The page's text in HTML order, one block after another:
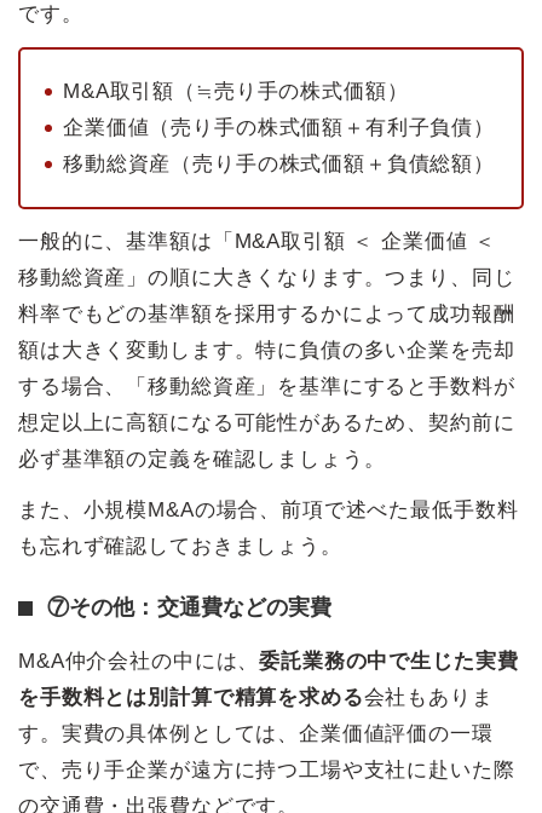
です。
M&A取引額（≒売り手の株式価額）
企業価値（売り手の株式価額＋有利子負債）
移動総資産（売り手の株式価額＋負債総額）
一般的に、基準額は「M&A取引額 ＜ 企業価値 ＜
移動総資産」の順に大きくなります。つまり、同じ
料率でもどの基準額を採用するかによって成功報酬
額は大きく変動します。特に負債の多い企業を売却
する場合、「移動総資産」を基準にすると手数料が
想定以上に高額になる可能性があるため、契約前に
必ず基準額の定義を確認しましょう。
また、小規模M&Aの場合、前項で述べた最低手数料
も忘れず確認しておきましょう。
⑦その他：交通費などの実費
M&A仲介会社の中には、委託業務の中で生じた実費
を手数料とは別計算で精算を求める会社もありま
す。実費の具体例としては、企業価値評価の一環
で、売り手企業が遠方に持つ工場や支社に赴いた際
の交通費・出張費などです。